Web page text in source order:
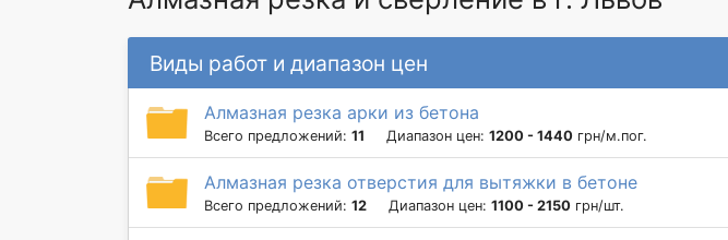
Виды работ и диапазон цен
Алмазная резка арки из бетона
Всего предложений: 11 Диапазон цен: 1200 - 1440 грн/м.пог.
Алмазная резка отверстия для вытяжки в бетоне
Всего предложений: 12 Диапазон цен: 1100 - 2150 грн/шт.